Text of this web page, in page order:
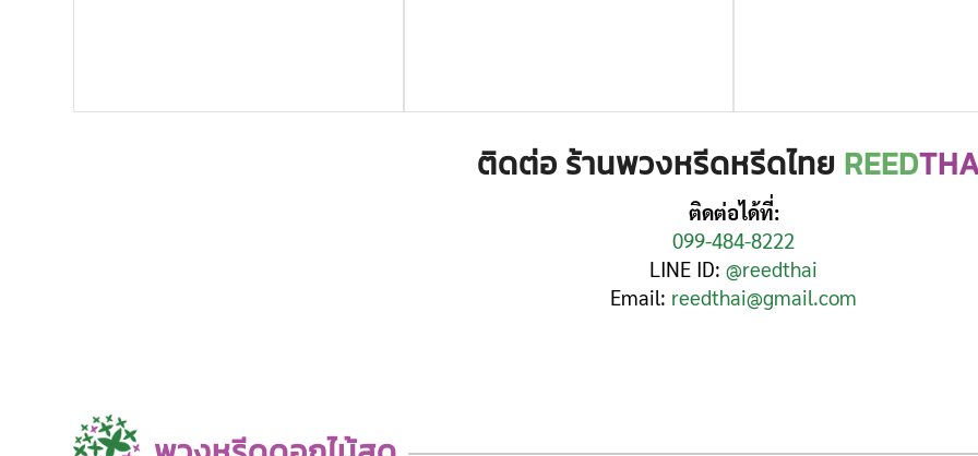
ติดต่อ ร้านพวงหรีดหรีดไทย REED
ติดต่อได้ที่:
099-484-8222
LINE ID: @reedthai
Email: reedthai@gmail.com